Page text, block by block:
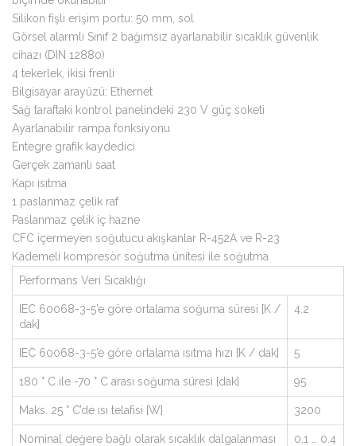
Silikon fişli erişim portu: 50 mm, sol
Görsel alarmlı Sınıf 2 bağımsız ayarlanabilir sıcaklık güvenlik
cihazı (DIN 12880)
4 tekerlek, ikisi frenli
Bilgisayar arayüzü: Ethernet
Sağ taraftaki kontrol panelindeki 230 V güç soketi
Ayarlanabilir rampa fonksiyonu
Entegre grafik kaydedici
Gerçek zamanlı saat
Kapı ısıtma
1 paslanmaz çelik raf
Paslanmaz çelik iç hazne
CFC içermeyen soğutucu akışkanlar R-452A ve R-23
Kademeli kompresör soğutma ünitesi ile soğutma
Performans Veri Sıcaklığı
IEC 60068-3-5’e göre ortalama soğuma süresi [K /
dak]
4.2
IEC 60068-3-5’e göre ortalama ısıtma hızı [K / dak] 5
180 ° C ile -70 ° C arası soğuma süresi [dak] 95
Maks. 25 ° C’de ısı telafisi [W] 3200
Nominal değere bağlı olarak sıcaklık dalgalanması
0,1 … 0.4